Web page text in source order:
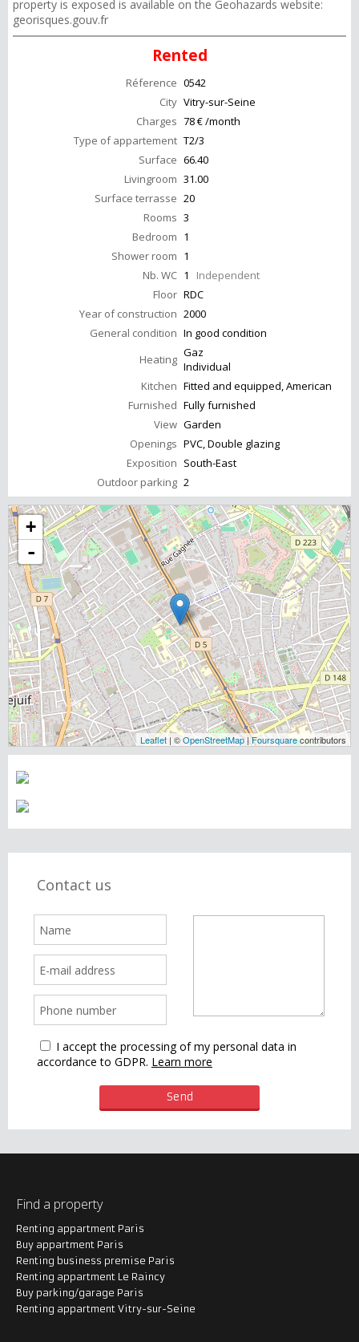
property is exposed is available on the Geohazards website:
georisques.gouv.fr
Rented
Réference 0542
City Vitry-sur-Seine
Charges 78 € /month
Type of appartement T2/3
Surface 66.40
Livingroom 31.00
Surface terrasse 20
Rooms 3
Bedroom 1
Shower room 1
Nb. WC 1 Independent
Floor RDC
Year of construction 2000
General condition In good condition
Heating Gaz
Individual
Kitchen Fitted and equipped, American
Furnished Fully furnished
View Garden
Openings PVC, Double glazing
Exposition South-East
Outdoor parking 2
+
-
Leaflet | ©OpenStreetMap|Foursquarecontributors
Contact us
I accept the processing of my personal data in
accordance to GDPR. Learn more
Find a property
Renting appartment Paris
Buy appartment Paris
Renting business premise Paris
Renting appartment Le Raincy
Buy parking/garage Paris
Renting appartment Vitry-sur-Seine